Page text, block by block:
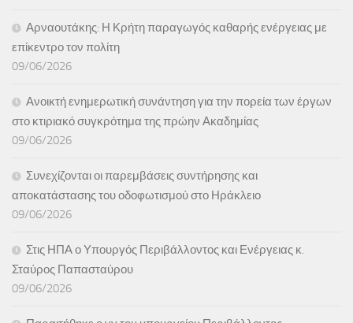
Αρναουτάκης: Η Κρήτη παραγωγός καθαρής ενέργειας με
επίκεντρο τον πολίτη
09/06/2026
Ανοικτή ενημερωτική συνάντηση για την πορεία των έργων
στο κτιριακό συγκρότημα της πρώην Ακαδημίας
09/06/2026
Συνεχίζονται οι παρεμβάσεις συντήρησης και
αποκατάστασης του οδοφωτισμού στο Ηράκλειο
09/06/2026
Στις ΗΠΑ ο Υπουργός Περιβάλλοντος και Ενέργειας κ.
Σταύρος Παπασταύρου
09/06/2026